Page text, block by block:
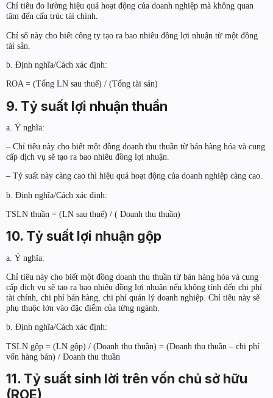
Chỉ tiêu đo lường hiệu quả hoạt động của doanh nghiệp mà không quan
tâm đến cấu trúc tài chính.
Chỉ số này cho biết công ty tạo ra bao nhiêu đồng lợi nhuận từ một đồng
tài sản.
b. Định nghĩa/Cách xác định:
ROA = (Tổng LN sau thuế) / (Tổng tài sản)
9. Tỷ suất lợi nhuận thuần
a. Ý nghĩa:
– Chỉ tiêu này cho biết một đồng doanh thu thuần từ bán hàng hóa và cung
cấp dịch vụ sẽ tạo ra bao nhiêu đồng lợi nhuận.
– Tỷ suất này càng cao thì hiệu quả hoạt động của doanh nghiệp càng cao.
b. Định nghĩa/Cách xác định:
TSLN thuần = (LN sau thuế) / ( Doanh thu thuần)
10. Tỷ suất lợi nhuận gộp
a. Ý nghĩa:
Chỉ tiêu này cho biết một đồng doanh thu thuần từ bán hàng hóa và cung
cấp dịch vụ sẽ tạo ra bao nhiêu đồng lợi nhuận nếu không tính đến chi phí
tài chính, chi phí bán hàng, chi phí quản lý doanh nghiệp. Chỉ tiêu này sẽ
phụ thuộc lớn vào đặc điểm của từng ngành.
b. Định nghĩa/Cách xác định:
TSLN gộp = (LN gộp) / (Doanh thu thuần) = (Doanh thu thuần – chi phí
vốn hàng bán) / Doanh thu thuần
11. Tỷ suất sinh lời trên vốn chủ sở hữu
(ROE)